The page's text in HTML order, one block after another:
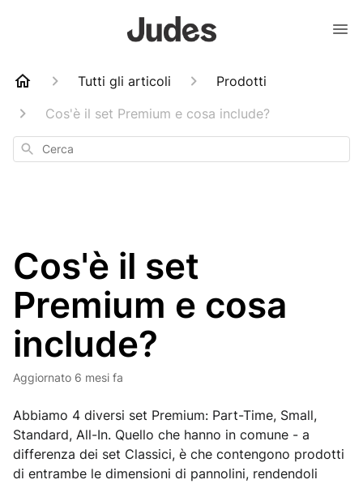
Tutti gli articoli
Prodotti
Cos'è il set Premium e cosa include?
Cerca
Cos'è il set
Premium e cosa
include?
Aggiornato 6 mesi fa
Abbiamo 4 diversi set Premium: Part-Time, Small,
Standard, All-In. Quello che hanno in comune - a
differenza dei set Classici, è che contengono prodotti
di entrambe le dimensioni di pannolini, rendendoli